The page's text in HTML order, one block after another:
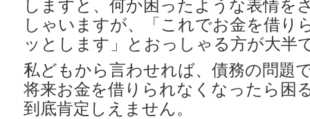
しますと、何か困ったような表情を
しゃいますが、「これでお金を借り
ッとします」とおっしゃる方が大半
私どもから言わせれば、債務の問題
将来お金を借りられなくなったら困
到底肯定しえません。